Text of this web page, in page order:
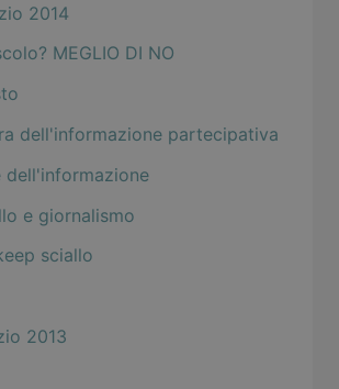
2014
MEGLIO DI NO
dell'informazione partecipativa
dell'informazione
e giornalismo
sciallo
2013